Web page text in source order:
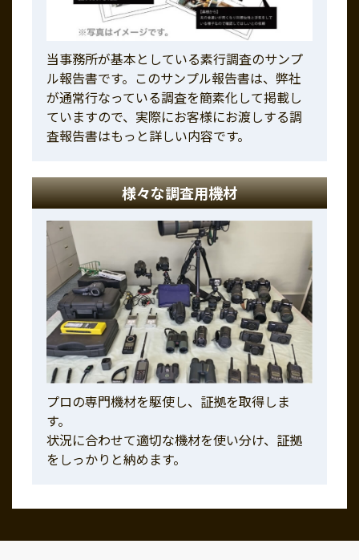
当事務所が基本としている素行調査のサンプ
ル報告書です。このサンプル報告書は、弊社
が通常行なっている調査を簡素化して掲載し
ていますので、実際にお客様にお渡しする調
査報告書はもっと詳しい内容です。
様々な調査用機材
プロの専門機材を駆使し、証拠を取得しま
す。
状況に合わせて適切な機材を使い分け、証拠
をしっかりと納めます。